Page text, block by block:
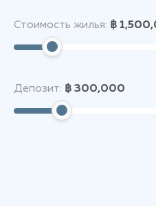
Стоимость жилья: ฿
Депозит: ฿ 300,000